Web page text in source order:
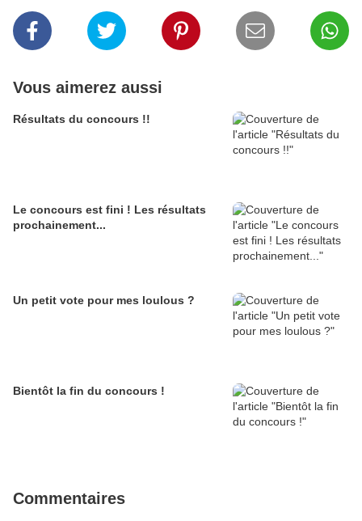
Vous aimerez aussi
Résultats du concours !!
Le concours est fini ! Les résultats
prochainement...
Un petit vote pour mes loulous ?
Bientôt la fin du concours !
Commentaires